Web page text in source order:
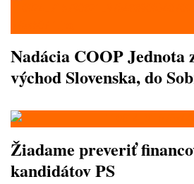
Nadácia COOP Jednota
východ Slovenska, do
Žiadame preveriť
kandidátov PS